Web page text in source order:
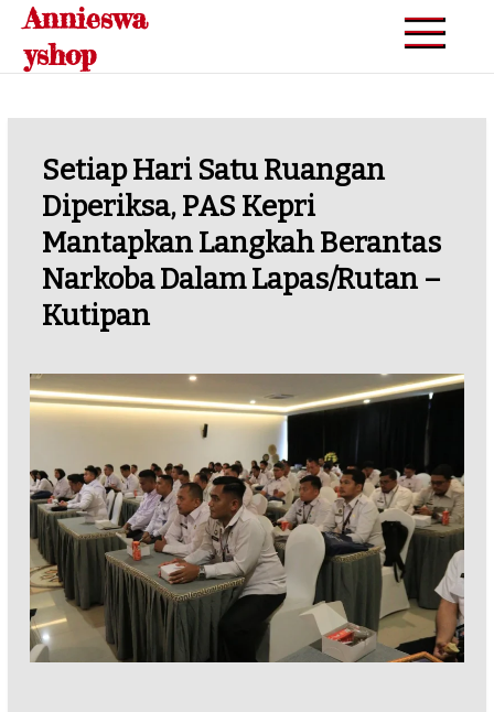
Skip
content
Annieswa
yshop
Setiap Hari Satu Ruangan
Diperiksa, PAS Kepri
Mantapkan Langkah Berantas
Narkoba Dalam Lapas/Rutan –
Kutipan